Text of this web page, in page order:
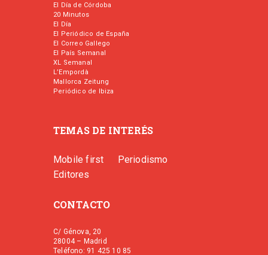
El Día de Córdoba
20 Minutos
El Día
El Periódico de España
El Correo Gallego
El País Semanal
XL Semanal
L’Empordà
Mallorca Zeitung
Periódico de Ibiza
TEMAS DE INTERÉS
Mobile first
Periodismo
Editores
CONTACTO
C/ Génova, 20
28004 – Madrid
Teléfono: 91 425 10 85